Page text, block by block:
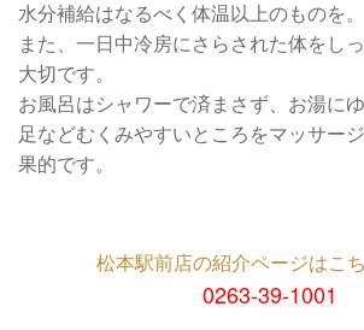
水分補給はなるべく体温以上のものを。
また、一日中冷房にさらされた体をし
大切です。
お風呂はシャワーで済まさず、お湯に
足などむくみやすいところをマッサー
果的です。
松本駅前店の紹介ページはこ
0263-39-1001